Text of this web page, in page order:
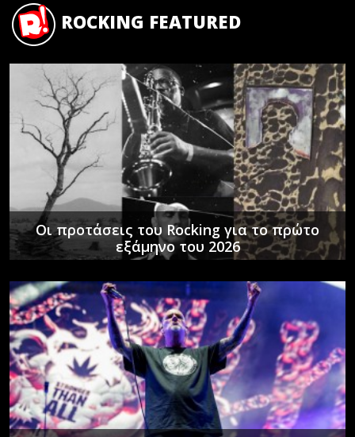
ROCKING FEATURED
Οι προτάσεις του Rocking για το πρώτο
εξάμηνο του 2026